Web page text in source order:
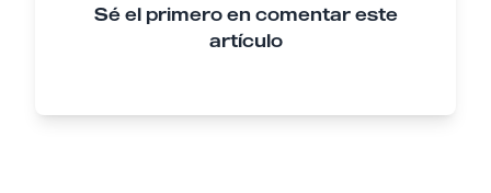
Sé el primero en comentar este
artículo